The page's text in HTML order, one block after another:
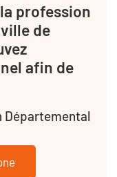
profession
de
afin de
Départemental